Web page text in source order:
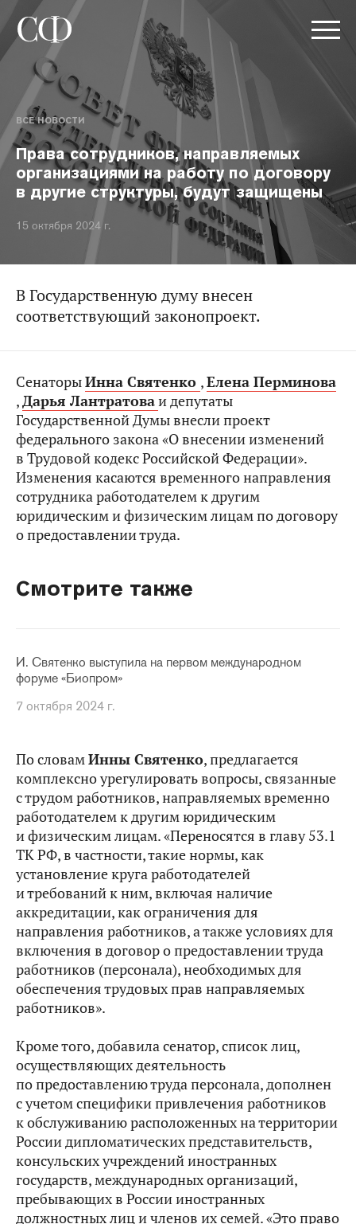
ВСЕ НОВОСТИ
Права сотрудников, направляемых
организациями на работу по договору
в другие структуры, будут защищены
15 октября 2024 г.
В Государственную думу внесен
соответствующий законопроект.
СенаторыИнна Святенко ,Елена Перминова
,Дарья Лантратоваи депутаты
Государственной Думы внесли проект
федерального закона «О внесении изменений
в Трудовой кодекс Российской Федерации».
Изменения касаются временного направления
сотрудника работодателем к другим
юридическим и физическим лицам по договору
о предоставлении труда.
Смотрите также
И. Святенко выступила на первом международном
форуме «Биопром»
7 октября 2024 г.
По словамИнны Святенко, предлагается
комплексно урегулировать вопросы, связанные
с трудом работников, направляемых временно
работодателем к другим юридическим
и физическим лицам. «Переносятся в главу 53.1
ТК РФ, в частности, такие нормы, как
установление круга работодателей
и требований к ним, включая наличие
аккредитации, как ограничения для
направления работников, а также условиях для
включения в договор о предоставлении труда
работников (персонала), необходимых для
обеспечения трудовых прав направляемых
работников».
Кроме того, добавила сенатор, список лиц,
осуществляющих деятельность
по предоставлению труда персонала, дополнен
с учетом специфики привлечения работников
к обслуживанию расположенных на территории
России дипломатических представительств,
консульских учреждений иностранных
государств, международных организаций,
пребывающих в России иностранных
должностных лиц и членов их семей. «Это право